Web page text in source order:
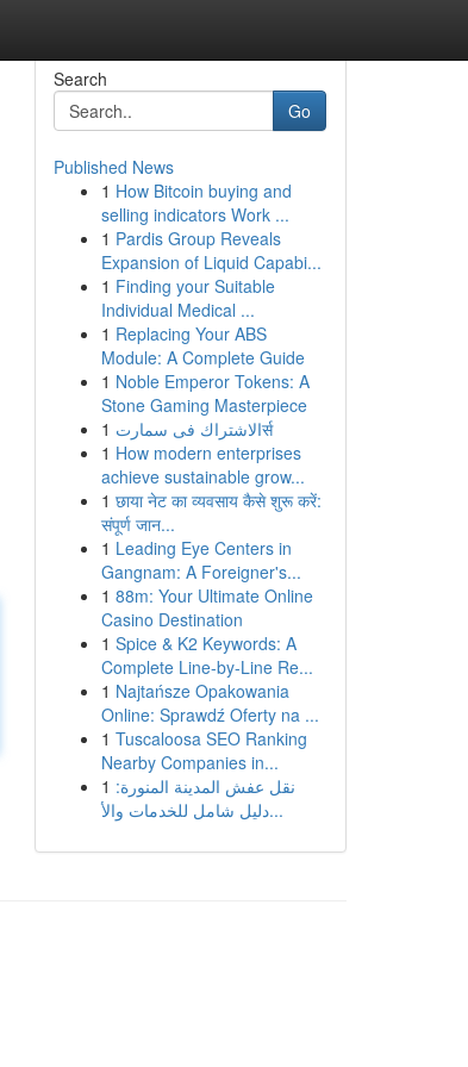
Search
Go
Published News
1 How Bitcoin buying and
selling indicators Work ...
1 Pardis Group Reveals
Expansion of Liquid Capabi...
1 Finding your Suitable
Individual Medical ...
1 Replacing Your ABS
Module: A Complete Guide
1 Noble Emperor Tokens: A
Stone Gaming Masterpiece
1
الاشتراك فى سمارتर्स
1 How modern enterprises
achieve sustainable grow...
1 छाया नेट का व्यवसाय कैसे शुरू करें:
संपूर्ण जान...
1 Leading Eye Centers in
Gangnam: A Foreigner's...
1 88m: Your Ultimate Online
Casino Destination
1 Spice & K2 Keywords: A
Complete Line-by-Line Re...
1 Najtańsze Opakowania
Online: Sprawdź Oferty na ...
1 Tuscaloosa SEO Ranking
Nearby Companies in...
1 نقل عفش المدينة المنورة:
دليل شامل للخدمات والأ...